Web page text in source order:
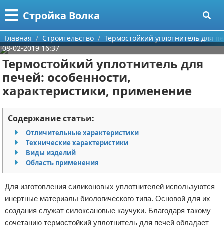
Стройка Волка
Меню
Главная
Категории
Строительство
Мебель
Интерьер и дизайн
Дизайн дачи
Дизайн квартиры
Кухня
Посуда
Ремонт
Ремонт дачи
Ремонт квартиры
Инструменты
Ванная
Поиск
О проекте
Контакты
Сотрудничество
Размещение рекламы
Для правообладателей
Условия предоставления информации
Главная Строительство
Термостойкий уплотнитель для
08-02-2019 16:37
Термостойкий уплотнитель для
печей: особенности,
характеристики, применение
Содержание статьи:
Отличительные характеристики
Технические характеристики
Виды изделий
Область применения
Для изготовления силиконовых уплотнителей используются
инертные материалы биологического типа. Основой для их
создания служат силоксановые каучуки. Благодаря такому
сочетанию термостойкий уплотнитель для печей обладает